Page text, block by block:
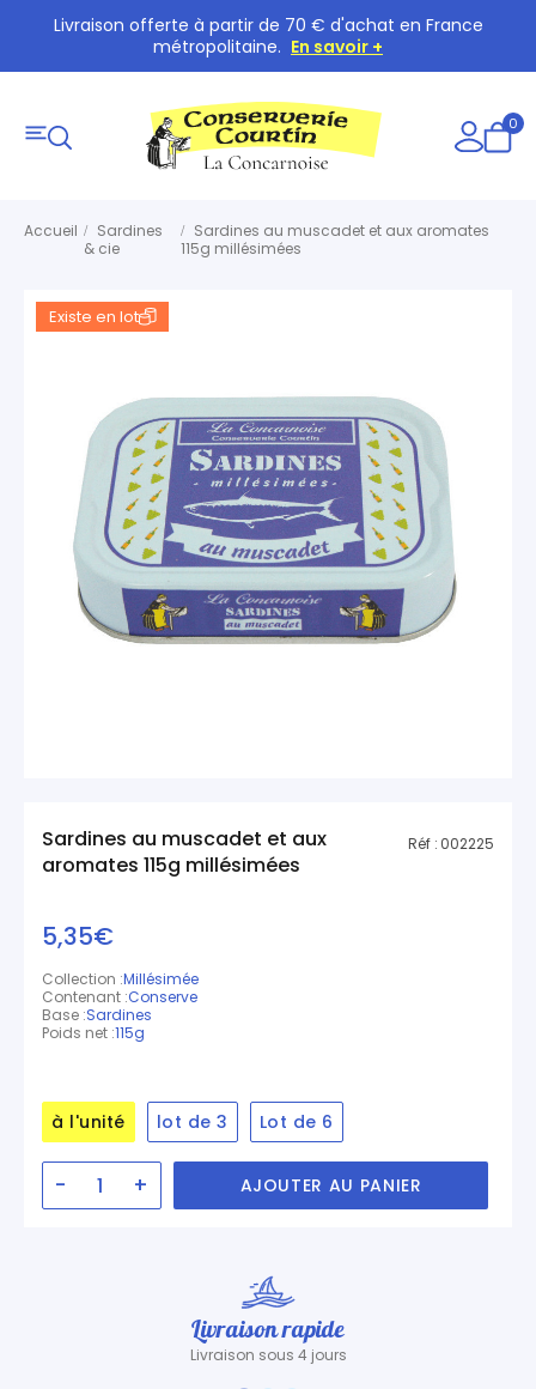
Livraison offerte à partir de 70 € d'achat en France
métropolitaine. En savoir +
0
Accueil
Sardines
& cie
Sardines au muscadet et aux aromates
115g millésimées
Existe en lot
Sardines au muscadet et aux
aromates 115g millésimées
Réf : 002225
5,35€
Collection :Millésimée
Contenant :Conserve
Base :Sardines
Poids net :115g
à l'unité lot de 3 Lot de 6
- + AJOUTER AU PANIER
Livraison rapide
Livraison sous 4 jours